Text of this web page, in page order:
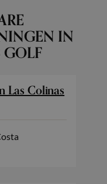
IN
Las Colinas